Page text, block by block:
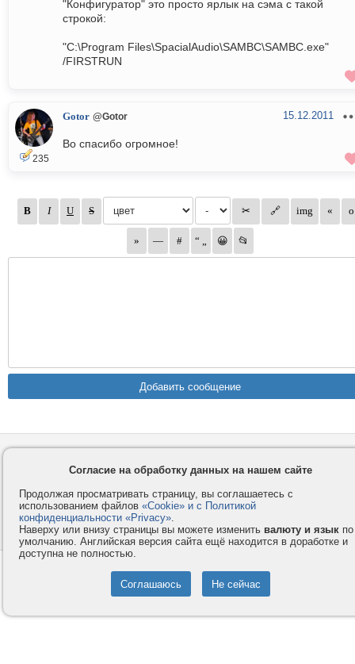
"Конфигуратор" это просто ярлык на сэма с такой
строкой:
"C:\Program Files\SpacialAudio\SAMBC\SAMBC.exe"
/FIRSTRUN
235
Gotor @Gotor 15.12.2011
Во спасибо огромное!
Компания
Правила и условия
Услуги
Как оплатить
Помощь
Форумы
© 2008-2026VMESTE.EU- Все права защищены.
Согласие на обработку данных на нашем сайте
Продолжая просматривать страницу, вы соглашаетесь с
использованием файлов «Cookie» и с Политикой
конфиденциальности «Privacy».
Наверху или внизу страницы вы можете изменить валюту и язык по
умолчанию. Английская версия сайта ещё находится в доработке и
доступна не полностью.